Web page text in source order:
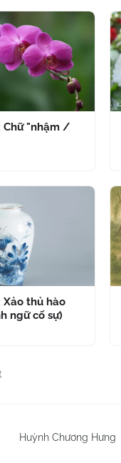
Chữ "nhậm /
Xảo thủ hào
ngữ cố sự)
Huỳnh Chương Hưng